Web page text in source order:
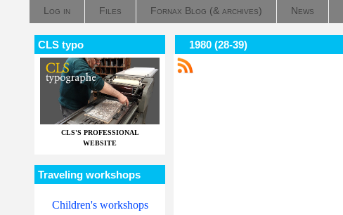
Log in Files Fornax Blog (& archives) News
CLS typo
CLS'S PROFESSIONAL
WEBSITE
Traveling workshops
Children's workshops
1980 (28-39)